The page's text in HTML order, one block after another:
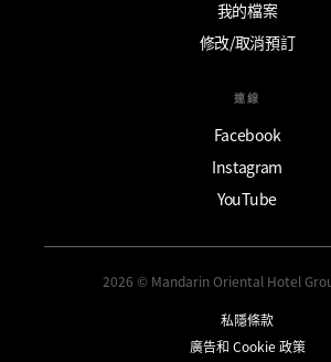
我的檔案
修改/取消預訂
連線
Facebook
Instagram
YouTube
2026 © Mandarin Oriental Hotel
私隱條款
廣告和 Cookie 政策